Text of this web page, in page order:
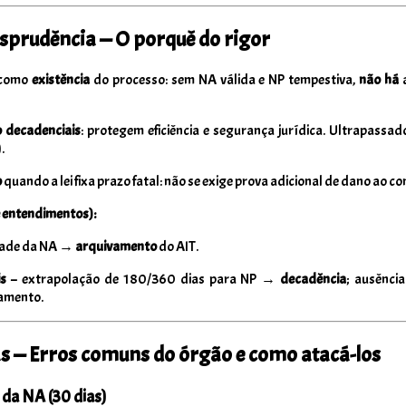
— O porquê do rigor
existênciado processo: sem NA válida e NP tempestiva,não há
decadenciais: protegem eficiência e segurança jurídica.
quando a lei fixa prazo fatal: não se exige prova adicional de dano ao
da NA → arquivamentodo AIT.
– extrapolação de 180/360 dias para NP → decadência;
— Erros comuns do órgão e como atacá-los
NA (30 dias)